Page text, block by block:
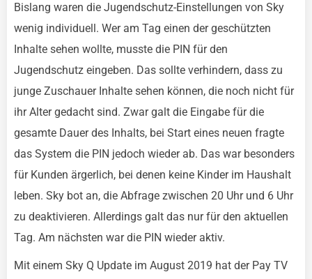
Bislang waren die Jugendschutz-Einstellungen von Sky
wenig individuell. Wer am Tag einen der geschützten
Inhalte sehen wollte, musste die PIN für den
Jugendschutz eingeben. Das sollte verhindern, dass zu
junge Zuschauer Inhalte sehen können, die noch nicht für
ihr Alter gedacht sind. Zwar galt die Eingabe für die
gesamte Dauer des Inhalts, bei Start eines neuen fragte
das System die PIN jedoch wieder ab. Das war besonders
für Kunden ärgerlich, bei denen keine Kinder im Haushalt
leben. Sky bot an, die Abfrage zwischen 20 Uhr und 6 Uhr
zu deaktivieren. Allerdings galt das nur für den aktuellen
Tag. Am nächsten war die PIN wieder aktiv.
Mit einem Sky Q Update im August 2019 hat der Pay TV